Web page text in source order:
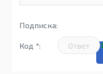
Подписка:
Код *: